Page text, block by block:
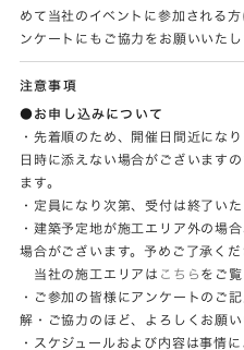
めて当社のイベントに参加される
ンケートにもご協力をお願いいたし
注意事項
●お申し込みについて
・先着順のため、開催日間近にな
日時に添えない場合がございます
ます。
・定員になり次第、受付は終了いた
・建築予定地が施工エリア外の場
場合がございます。予めご了承くだ
当社の施工エリアは こちら をご覧
・ご参加の皆様にアンケートのご
解・ご協力のほど、よろしくお願い
・スケジュールおよび内容は事情